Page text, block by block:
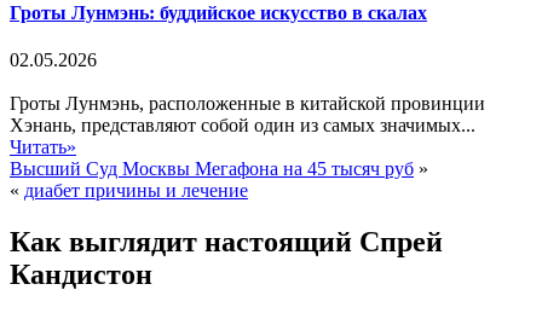
Гроты Лунмэнь: буддийское искусство в скалах
02.05.2026
Гроты Лунмэнь, расположенные в китайской провинции
Хэнань, представляют собой один из самых значимых...
Читать»
Высший Суд Москвы Мегафона на 45 тысяч руб »
« диабет причины и лечение
Как выглядит настоящий Спрей
Кандистон